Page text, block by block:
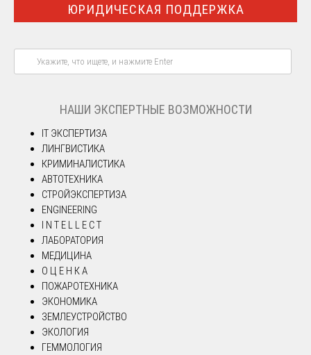
ЮРИДИЧЕСКАЯ ПОДДЕРЖКА
НАШИ ЭКСПЕРТНЫЕ ВОЗМОЖНОСТИ
IT ЭКСПЕРТИЗА
ЛИНГВИСТИКА
КРИМИНАЛИСТИКА
АВТОТЕХНИКА
СТРОЙЭКСПЕРТИЗА
ENGINEERING
I N T E L L E C T
ЛАБОРАТОРИЯ
МЕДИЦИНА
О Ц Е Н К А
ПОЖАРОТЕХНИКА
ЭКОНОМИКА
ЗЕМЛЕУСТРОЙСТВО
ЭКОЛОГИЯ
ГЕММОЛОГИЯ